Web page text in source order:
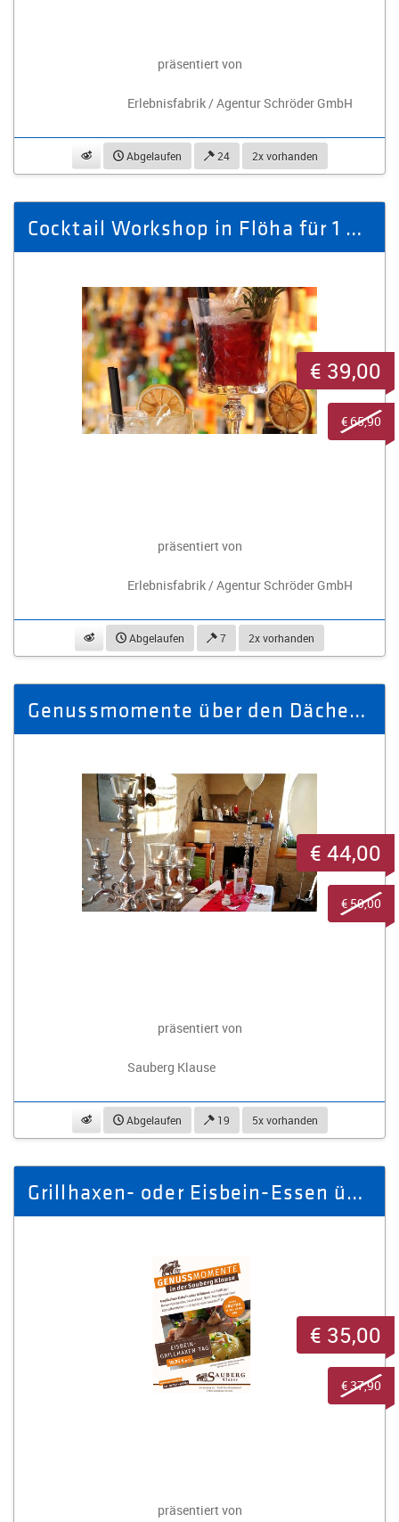
präsentiert von
Erlebnisfabrik / Agentur Schröder GmbH
beobachtenAbgelaufen 24 2x vorhanden
Cocktail Workshop in Flöha für 1 Person
präsentiert von
Erlebnisfabrik / Agentur Schröder GmbH
beobachtenAbgelaufen 7 2x vorhanden
€ 39,00
€ 65,90
Genussmomente über den Dächern der Stadt - Restaurantgutschein 50,- €
präsentiert von
Sauberg Klause
beobachtenAbgelaufen 19 5x vorhanden
€ 44,00
€ 50,00
Grillhaxen- oder Eisbein-Essen über den Dächern der Stadt für 2 Pers.
präsentiert von
€ 35,00
€ 37,90